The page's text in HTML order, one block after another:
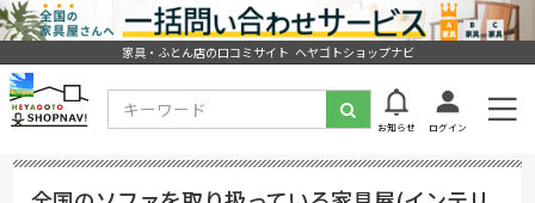
家具・ふとん店の口コミサイト ヘヤゴトショップナビ
お知らせ ログイン